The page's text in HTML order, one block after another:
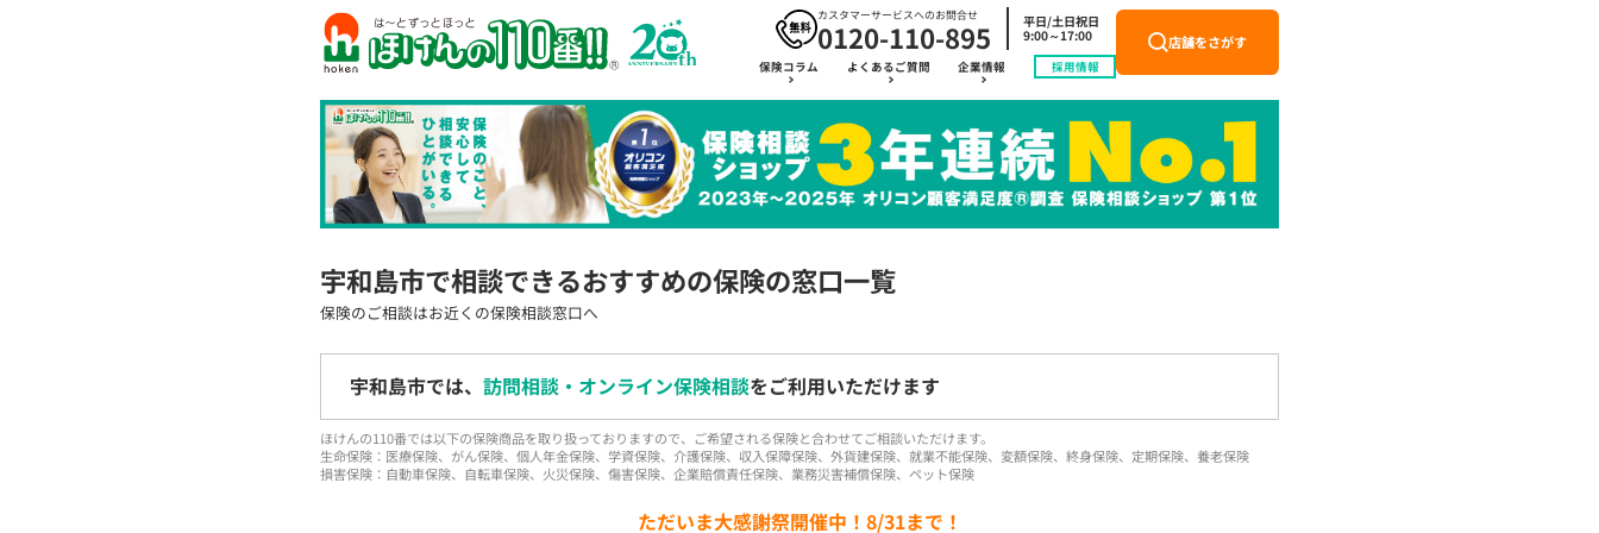
カスタマーサービスへのお問合せ
0120-110-895
平日/土日祝日
9:00～17:00
保険コラム よくあるご質問 企業情報 採用情報
店舗をさがす
宇和島市で相談できるおすすめの保険の窓口一覧
保険のご相談はお近くの保険相談窓口へ
宇和島市では、 訪問相談・オンライン保険相談をご利用いただけます
ほけんの110番では以下の保険商品を取り扱っておりますので、ご希望される保険と合わせてご相談いただけます。
生命保険：医療保険、がん保険、個人年金保険、学資保険、介護保険、収入保障保険、外貨建保険、就業不能保険、変額保険、終身保険、定期保険、養老保険
損害保険：自動車保険、自転車保険、火災保険、傷害保険、企業賠償責任保険、業務災害補償保険、ペット保険
ただいま大感謝祭開催中！8/31まで！